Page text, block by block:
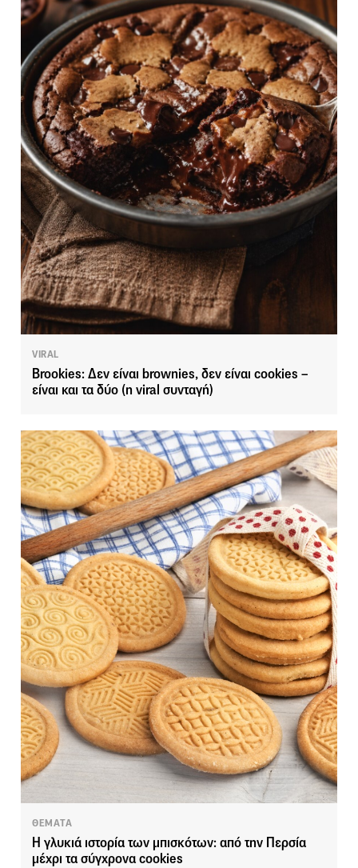
VIRAL
Brookies: Δεν είναι brownies, δεν είναι cookies –
είναι και τα δύο (η viral συνταγή)
ΘΕΜΑΤΑ
Η γλυκιά ιστορία των μπισκότων: από την Περσία
μέχρι τα σύγχρονα cookies